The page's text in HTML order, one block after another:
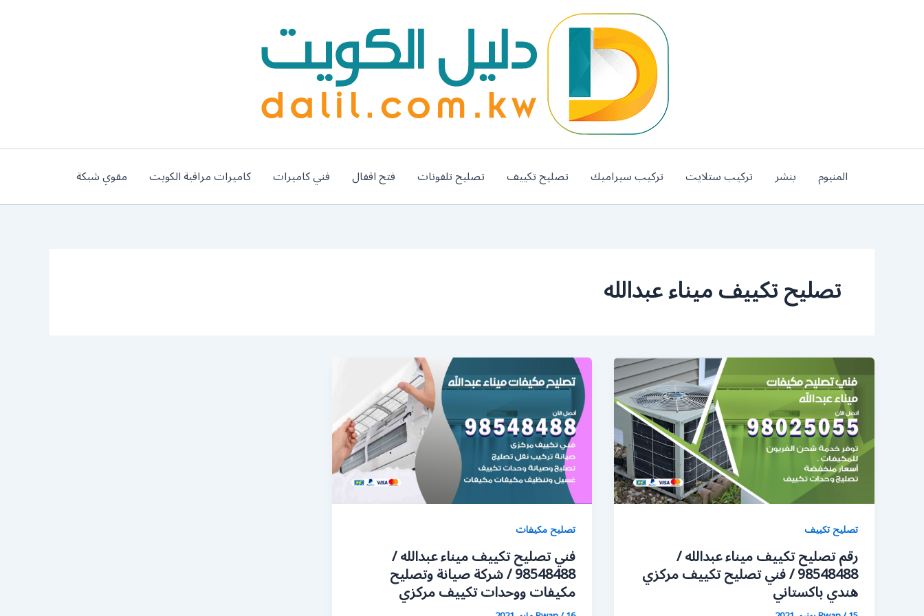
المنيوم بنشر تركيب ستلايت تركيب سيراميك تصليح تكييف تصليح تلفونات فتح اقفال فني كاميرات كاميرات مراقبة الكويت مقوي شبكة
تصليح تكييف ميناء عبدالله
تصليح تكييف
رقم تصليح تكييف ميناء عبدالله /
98548488 / فني تصليح تكييف مركزي
هندي باكستاني
تصليح مكيفات
فني تصليح تكييف ميناء عبدالله /
98548488 / شركة صيانة وتصليح
مكيفات ووحدات تكييف مركزي